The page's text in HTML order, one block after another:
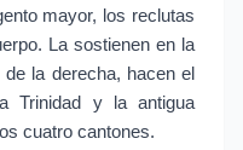
mayor, los reclutas
La sostienen en la
la derecha, hacen el
Trinidad y la antigua
cuatro cantones.